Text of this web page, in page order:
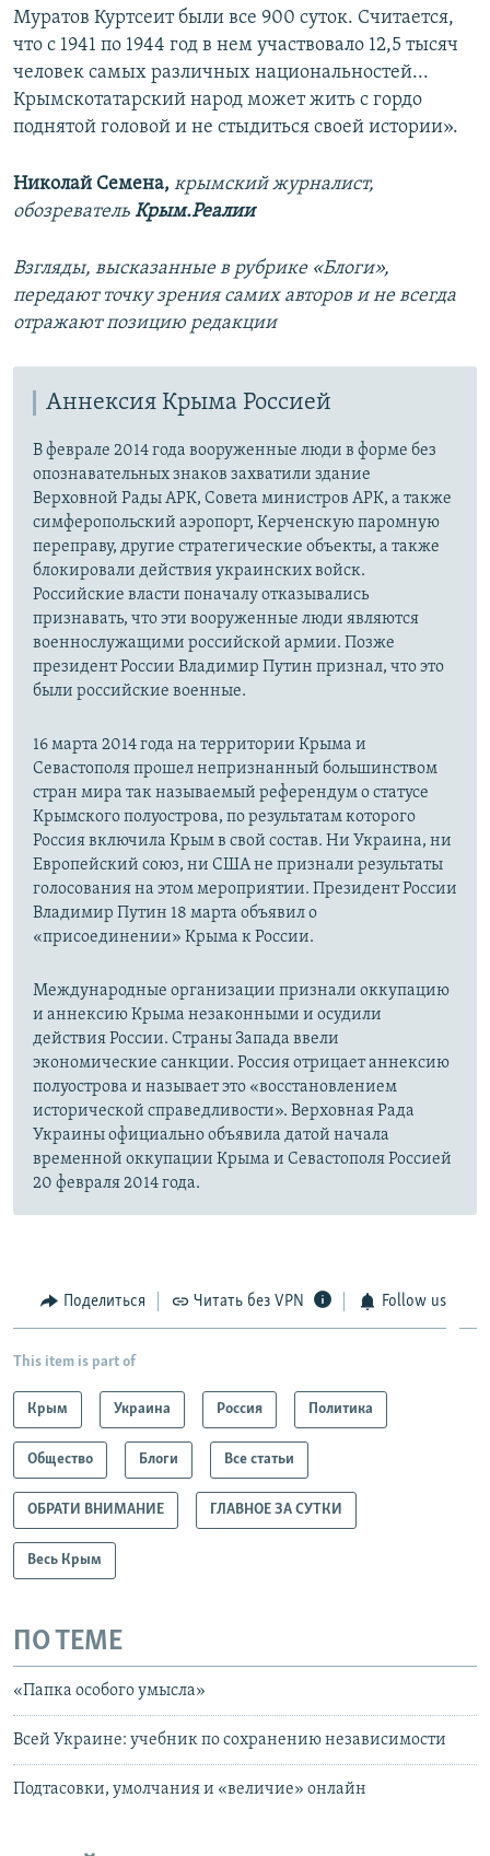
Муратов Куртсеит были все 900 суток. Считается,
что с 1941 по 1944 год в нем участвовало 12,5 тысяч
человек самых различных национальностей...
Крымскотатарский народ может жить с гордо
поднятой головой и не стыдиться своей истории».
Николай Семена, крымский журналист,
обозреватель Крым.Реалии
Взгляды, высказанные в рубрике «Блоги»,
передают точку зрения самих авторов и не всегда
отражают позицию редакции
Аннексия Крыма Россией
В феврале 2014 года вооруженные люди в форме без
опознавательных знаков захватили здание
Верховной Рады АРК, Совета министров АРК, а также
симферопольский аэропорт, Керченскую паромную
переправу, другие стратегические объекты, а также
блокировали действия украинских войск.
Российские власти поначалу отказывались
признавать, что эти вооруженные люди являются
военнослужащими российской армии. Позже
президент России Владимир Путин признал, что это
были российские военные.
16 марта 2014 года на территории Крыма и
Севастополя прошел непризнанный большинством
стран мира так называемый референдум о статусе
Крымского полуострова, по результатам которого
Россия включила Крым в свой состав. Ни Украина, ни
Европейский союз, ни США не признали результаты
голосования на этом мероприятии. Президент России
Владимир Путин 18 марта объявил о
«присоединении» Крыма к России.
Международные организации признали оккупацию
и аннексию Крыма незаконными и осудили
действия России. Страны Запада ввели
экономические санкции. Россия отрицает аннексию
полуострова и называет это «восстановлением
исторической справедливости». Верховная Рада
Украины официально объявила датой начала
временной оккупации Крыма и Севастополя Россией
20 февраля 2014 года.
Поделиться Читать без VPN Follow us
This item is part of
Крым Украина Россия Политика
Общество Блоги Все статьи
ОБРАТИ ВНИМАНИЕ ГЛАВНОЕ ЗА СУТКИ
Весь Крым
ПО ТЕМЕ
«Папка особого умысла»
Всей Украине: учебник по сохранению независимости
Подтасовки, умолчания и «величие» онлайн